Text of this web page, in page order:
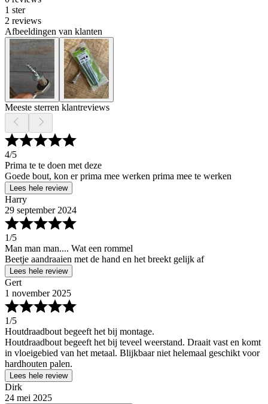
1 ster
2 reviews
Afbeeldingen van klanten
Meeste sterren klantreviews
4/5
Prima te te doen met deze
Goede bout, kon er prima mee werken prima mee te werken
Lees hele review
Harry
29 september 2024
1/5
Man man man.... Wat een rommel
Beetje aandraaien met de hand en het breekt gelijk af
Lees hele review
Gert
1 november 2025
1/5
Houtdraadbout begeeft het bij montage.
Houtdraadbout begeeft het bij teveel weerstand. Draait vast en komt
in vloeigebied van het metaal. Blijkbaar niet helemaal geschikt voor
hardhouten palen.
Lees hele review
Dirk
24 mei 2025